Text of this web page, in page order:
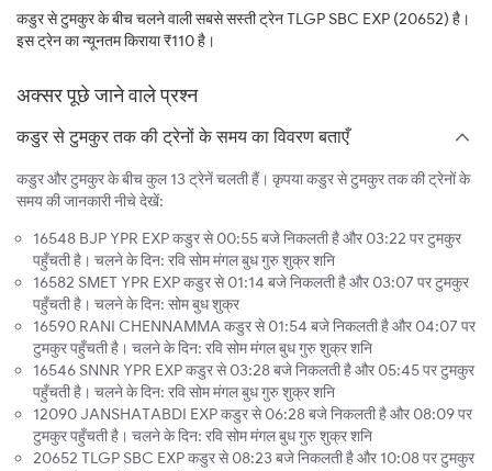
कडुर से टुमकुर के बीच चलने वाली सबसे सस्ती ट्रेन TLGP SBC EXP (20652) है।
इस ट्रेन का न्यूनतम किराया ₹110 है।
अक्सर पूछे जाने वाले प्रश्न
कडुर से टुमकुर तक की ट्रेनों के समय का विवरण बताएँ
कडुर और टुमकुर के बीच कुल 13 ट्रेनें चलती हैं। कृपया कडुर से टुमकुर तक की ट्रेनों के
समय की जानकारी नीचे देखें:
16548 BJP YPR EXP कडुर से 00:55 बजे निकलती है और 03:22 पर टुमकुर
पहुँचती है। चलने के दिन: रवि सोम मंगल बुध गुरु शुक्र शनि
16582 SMET YPR EXP कडुर से 01:14 बजे निकलती है और 03:07 पर टुमकुर
पहुँचती है। चलने के दिन: सोम बुध शुक्र
16590 RANI CHENNAMMA कडुर से 01:54 बजे निकलती है और 04:07 पर
टुमकुर पहुँचती है। चलने के दिन: रवि सोम मंगल बुध गुरु शुक्र शनि
16546 SNNR YPR EXP कडुर से 03:28 बजे निकलती है और 05:45 पर टुमकुर
पहुँचती है। चलने के दिन: रवि सोम मंगल बुध गुरु शुक्र शनि
12090 JANSHATABDI EXP कडुर से 06:28 बजे निकलती है और 08:09 पर
टुमकुर पहुँचती है। चलने के दिन: रवि सोम मंगल बुध गुरु शुक्र शनि
20652 TLGP SBC EXP कडुर से 08:23 बजे निकलती है और 10:08 पर टुमकुर